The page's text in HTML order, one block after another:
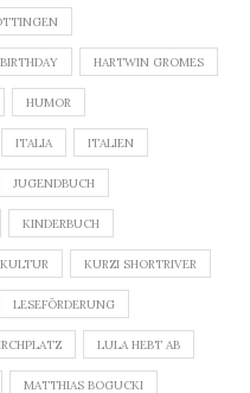
HARTWIN GROMES
HUMOR
ITALIA ITALIEN
JUGENDBUCH
KINDERBUCH
KULTUR KURZI SHORTRIVER
LESEFÖRDERUNG
LULA HEBT AB
MATTHIAS BOGUCKI